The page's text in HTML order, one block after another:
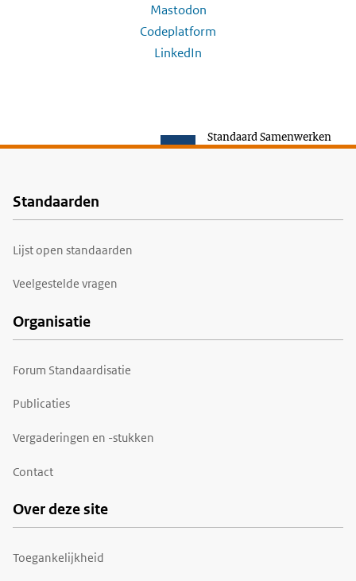
Mastodon
Codeplatform
LinkedIn
Standaard Samenwerken
Voet
Standaarden
Lijst open standaarden
Veelgestelde vragen
Organisatie
Forum Standaardisatie
Publicaties
Vergaderingen en -stukken
Contact
Over deze site
Toegankelijkheid